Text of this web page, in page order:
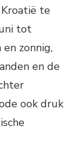
te
tot
zonnig,
en de
ook druk